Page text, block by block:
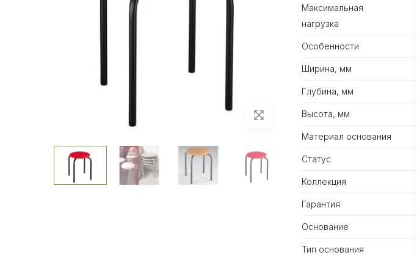
Максимальная
нагрузка
Особенности
Ширина, мм
Глубина, мм
Высота, мм
Материал основания
Статус
Коллекция
Гарантия
Основание
Тип основания